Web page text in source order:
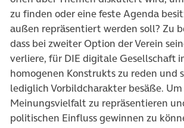
zu finden oder eine feste Agenda
außen repräsentiert werden soll? Zu
dass bei zweiter Option der Verein
verliere, für DIE digitale Gesellschaft
homogenen Konstrukts zu reden und
lediglich Vorbildcharakter besäße. Um
Meinungsvielfalt zu repräsentieren
politischen Einfluss gewinnen zu